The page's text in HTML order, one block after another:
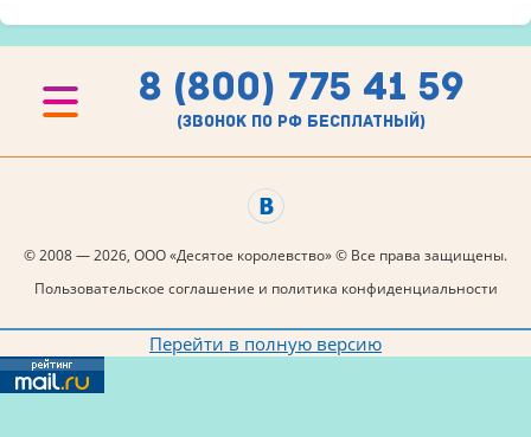
8 (800) 775 41 59
(звонок по рф бесплатный)
© 2008 — 2026, ООО «Десятое королевство» © Все права защищены.
Пользовательское соглашение и политика конфиденциальности
Перейти в полную версию